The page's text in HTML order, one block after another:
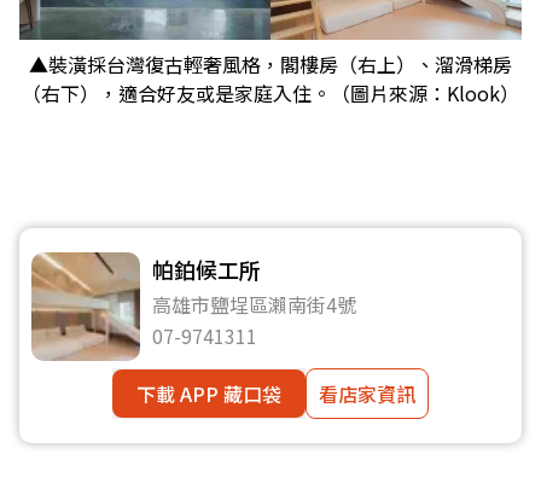
▲裝潢採台灣復古輕奢風格，閣樓房（右上）、溜滑梯房
（右下），適合好友或是家庭入住。（圖片來源：Klook）
帕鉑候工所
高雄市鹽埕區瀨南街4號
07-9741311
下載 APP 藏口袋
看店家資訊